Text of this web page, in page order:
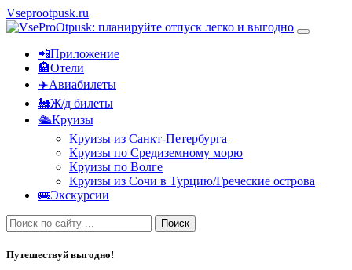
Vseprootpusk.ru
📲Приложение
🏨Отели
✈️Авиабилеты
🚂Ж/д билеты
🛳Круизы
Круизы из Санкт-Петербурга
Круизы по Средиземному морю
Круизы по Волге
Круизы из Сочи в Турцию/Греческие острова
🚌Экскурсии
Поиск
Путешествуй выгодно!